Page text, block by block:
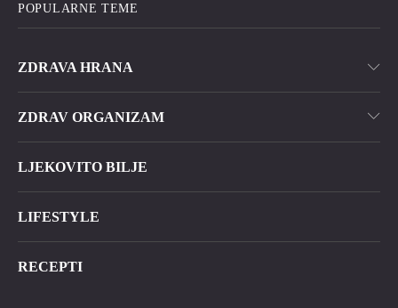
POPULARNE TEME
ZDRAVA HRANA
ZDRAV ORGANIZAM
LJEKOVITO BILJE
LIFESTYLE
RECEPTI